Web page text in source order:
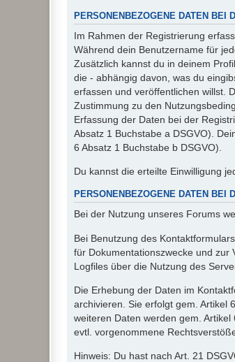
PERSONENBEZOGENE DATEN BEI
Im Rahmen der Registrierung
Während dein Benutzername für
Zusätzlich kannst du in deinem
die - abhängig davon, was du
erfassen und veröffentlichen willst.
Zustimmung zu den
Erfassung der Daten bei der
Absatz 1 Buchstabe a DSGVO).
6 Absatz 1 Buchstabe b DSGVO).
Du kannst die erteilte Einwilligung
PERSONENBEZOGENE DATEN BEI
Bei der Nutzung unseres Forums
Bei Benutzung des
für Dokumentationszwecke und zur
Logfiles über die Nutzung des
Die Erhebung der Daten im
archivieren. Sie erfolgt gem. Artikel
weiteren Daten werden gem.
evtl. vorgenommene
Hinweis: Du hast nach Art. 21